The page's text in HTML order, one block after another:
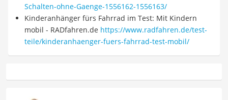
Schalten-ohne-Gaenge-1556162-1556163/
Kinderanhänger fürs Fahrrad im Test: Mit Kindern
mobil - RADfahren.de https://www.radfahren.de/test-
teile/kinderanhaenger-fuers-fahrrad-test-mobil/